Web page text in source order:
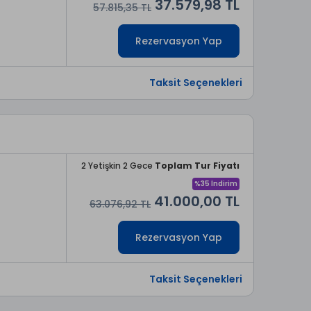
57.815,35 TL 37.579,98 TL
Rezervasyon Yap
Taksit Seçenekleri
2 Yetişkin 2 Gece Toplam Tur Fiyatı
%35 İndirim
63.076,92 TL 41.000,00 TL
Rezervasyon Yap
Taksit Seçenekleri